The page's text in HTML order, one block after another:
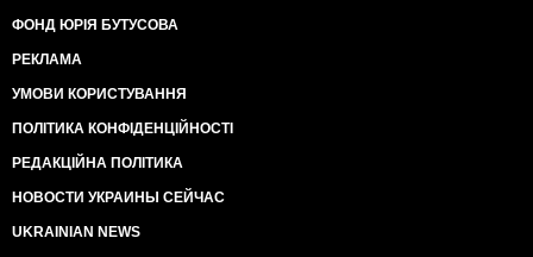
ФОНД ЮРІЯ БУТУСОВА
РЕКЛАМА
УМОВИ КОРИСТУВАННЯ
ПОЛІТИКА КОНФІДЕНЦІЙНОСТІ
РЕДАКЦІЙНА ПОЛІТИКА
НОВОСТИ УКРАИНЫ СЕЙЧАС
UKRAINIAN NEWS